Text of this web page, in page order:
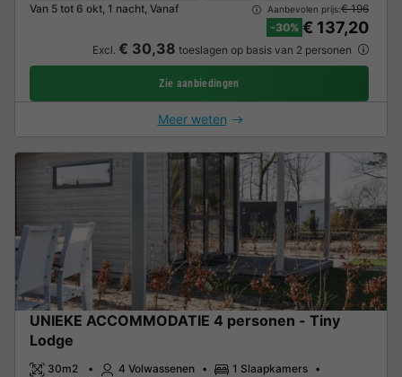
Van 5 tot 6 okt, 1 nacht, Vanaf
Aanbevolen prijs:€ 196
-30% € 137,20
Excl. € 30,38 toeslagen op basis van 2 personen
Zie aanbiedingen
Meer weten
UNIEKE ACCOMMODATIE 4 personen - Tiny
Lodge
30m2 4 Volwassenen
1 Slaapkamers